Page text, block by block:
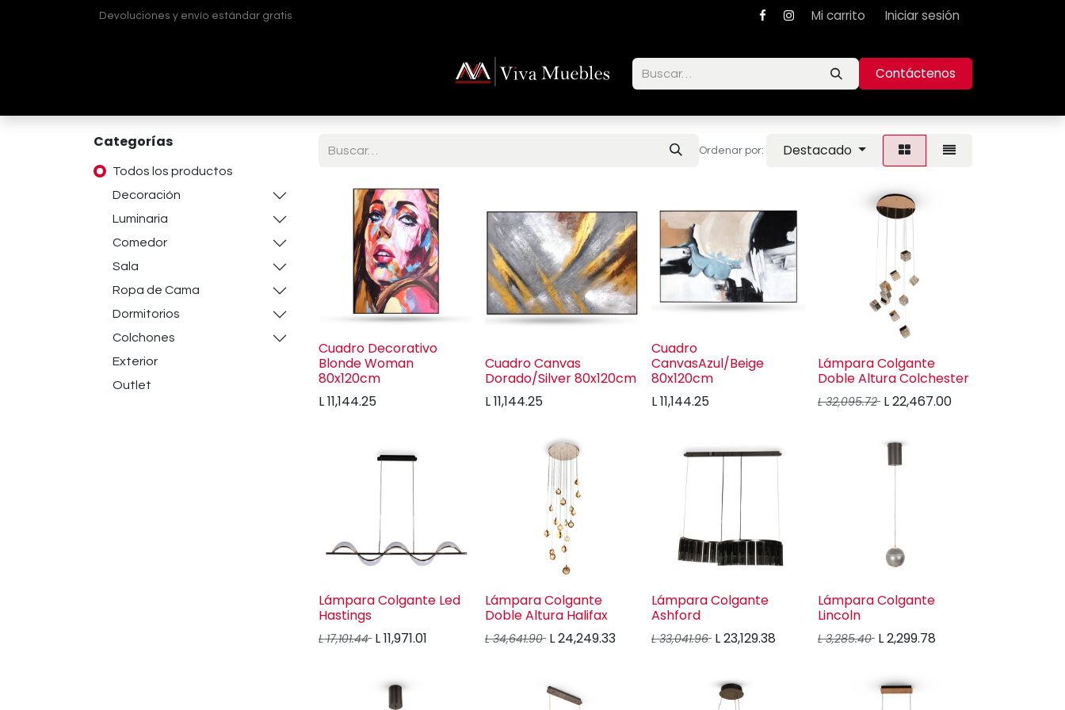
Devoluciones y envío estándar gratis Mi carrito Iniciar sesión
Contáctenos
Categorías
Todos los productos
Decoración
Luminaria
Comedor
Sala
Ropa de Cama
Dormitorios
Colchones
Exterior
Outlet
Ordenar por: Destacado
Cuadro Decorativo
Blonde Woman
80x120cm
L11,144.25
Cuadro Canvas
Dorado/Silver 80x120cm
L11,144.25
Cuadro
CanvasAzul/Beige
80x120cm
L11,144.25
Lámpara Colgante
Doble Altura Colchester
L32,095.72 L22,467.00
Lámpara Colgante Led
Hastings
L17,101.44 L11,971.01
Lámpara Colgante
Doble Altura Halifax
L34,641.90 L24,249.33
Lámpara Colgante
Ashford
L33,041.96 L23,129.38
Lámpara Colgante
Lincoln
L3,285.40 L2,299.78